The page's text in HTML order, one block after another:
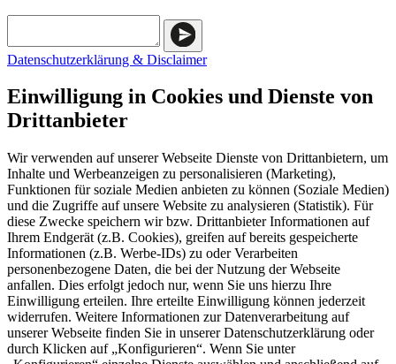
Datenschutzerklärung & Disclaimer
Einwilligung in Cookies und Dienste von
Drittanbieter
Wir verwenden auf unserer Webseite Dienste von Drittanbietern, um
Inhalte und Werbeanzeigen zu personalisieren (Marketing),
Funktionen für soziale Medien anbieten zu können (Soziale Medien)
und die Zugriffe auf unsere Website zu analysieren (Statistik). Für
diese Zwecke speichern wir bzw. Drittanbieter Informationen auf
Ihrem Endgerät (z.B. Cookies), greifen auf bereits gespeicherte
Informationen (z.B. Werbe-IDs) zu oder Verarbeiten
personenbezogene Daten, die bei der Nutzung der Webseite
anfallen. Dies erfolgt jedoch nur, wenn Sie uns hierzu Ihre
Einwilligung erteilen. Ihre erteilte Einwilligung können jederzeit
widerrufen. Weitere Informationen zur Datenverarbeitung auf
unserer Webseite finden Sie in unserer Datenschutzerklärung oder
durch Klicken auf „Konfigurieren“. Wenn Sie unter